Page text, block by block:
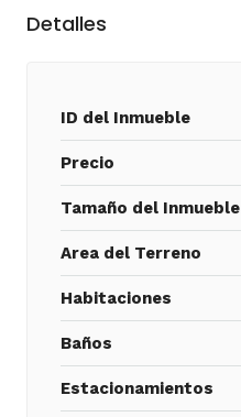
Detalles
ID del Inmueble
Precio
Tamaño del Inmueble
Area del Terreno
Habitaciones
Baños
Estacionamientos